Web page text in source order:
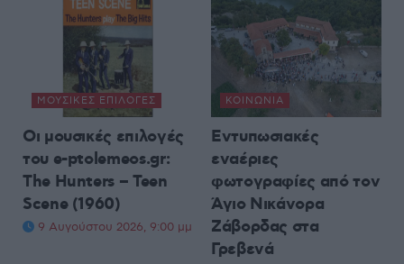
ΜΟΥΣΙΚΈΣ ΕΠΙΛΟΓΈΣ
Οι μουσικές επιλογές
του e-ptolemeos.gr:
The Hunters – Teen
Scene (1960)
9 Αυγούστου 2026, 9:00 μμ
ΚΟΙΝΩΝΊΑ
Εντυπωσιακές
εναέριες
φωτογραφίες από τον
Άγιο Νικάνορα
Ζάβορδας στα
Γρεβενά